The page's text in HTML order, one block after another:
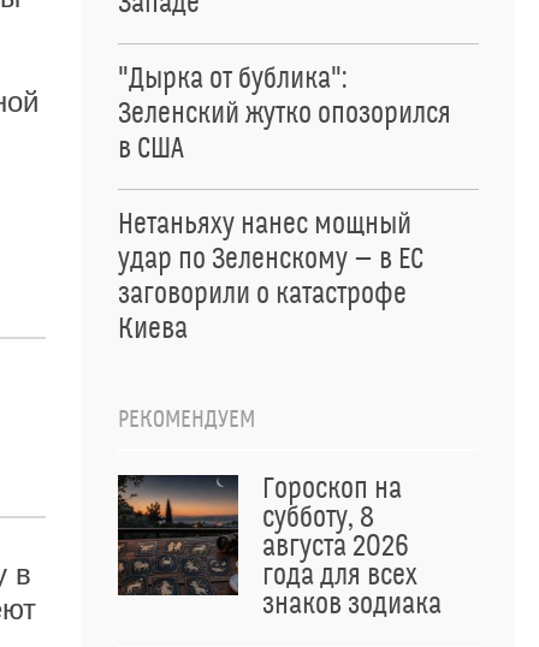
в
"Дырка от бублика":
Зеленский жутко опозорился
в США
Нетаньяху нанес мощный
удар по Зеленскому — в ЕС
заговорили о катастрофе
Киева
РЕКОМЕНДУЕМ
Гороскоп на
субботу, 8
августа 2026
года для всех
знаков зодиака